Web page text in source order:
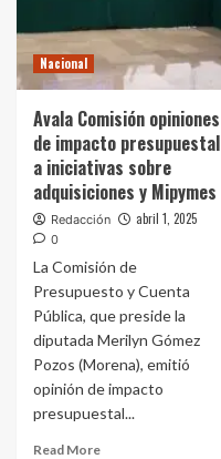
Nacional
Avala Comisión opiniones
de impacto presupuestal
a iniciativas sobre
adquisiciones y Mipymes
Redacción abril 1, 2025
0
La Comisión de
Presupuesto y Cuenta
Pública, que preside la
diputada Merilyn Gómez
Pozos (Morena), emitió
opinión de impacto
presupuestal...
Read More